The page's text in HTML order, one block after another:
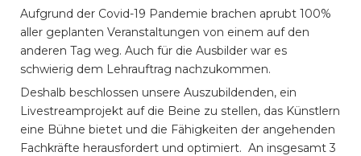
Aufgrund der Covid-19 Pandemie brachen aprubt 100%
aller geplanten Veranstaltungen von einem auf den
anderen Tag weg. Auch für die Ausbilder war es
schwierig dem Lehrauftrag nachzukommen.
Deshalb beschlossen unsere Auszubildenden, ein
Livestreamprojekt auf die Beine zu stellen, das Künstlern
eine Bühne bietet und die Fähigkeiten der angehenden
Fachkräfte herausfordert und optimiert. An insgesamt 3